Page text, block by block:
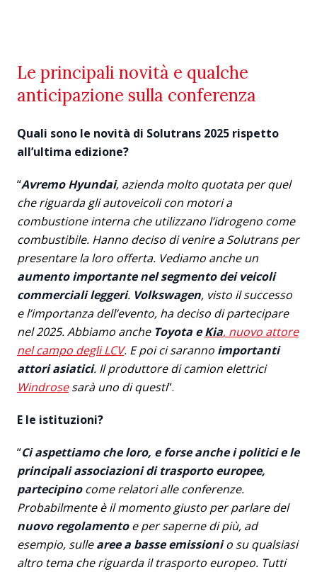
Le principali novità e qualche
anticipazione sulla conferenza
Quali sono le novità di Solutrans 2025 rispetto
all’ultima edizione?
“Avremo Hyundai, azienda molto quotata per quel
che riguarda gli autoveicoli con motori a
combustione interna che utilizzano l’idrogeno come
combustibile. Hanno deciso di venire a Solutrans per
presentare la loro offerta. Vediamo anche un
aumento importante nel segmento dei veicoli
commerciali leggeri. Volkswagen, visto il successo
e l’importanza dell’evento, ha deciso di partecipare
nel 2025. Abbiamo anche Toyota eKia, nuovo attore
nel campo degli LCV. E poi ci saranno importanti
attori asiatici. Il produttore di camion elettrici
Windrose sarà uno di questi“.
E le istituzioni?
“Ci aspettiamo che loro, e forse anche i politici e le
principali associazioni di trasporto europee,
partecipinocome relatori alle conferenze.
Probabilmente è il momento giusto per parlare del
nuovo regolamentoe per saperne di più, ad
esempio, sullearee a basse emissionio su qualsiasi
altro tema che riguarda il trasporto europeo. Tutti